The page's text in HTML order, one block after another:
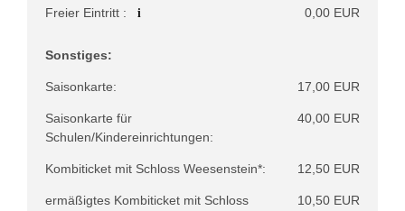
Freier Eintritt : i 0,00 EUR
Sonstiges:
Saisonkarte: 17,00 EUR
Saisonkarte für
Schulen/Kindereinrichtungen:
40,00 EUR
Kombiticket mit Schloss Weesenstein*: 12,50 EUR
ermäßigtes Kombiticket mit Schloss
10,50 EUR